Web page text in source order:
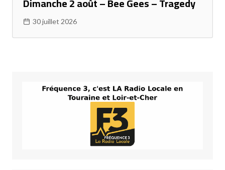
30 juillet 2026